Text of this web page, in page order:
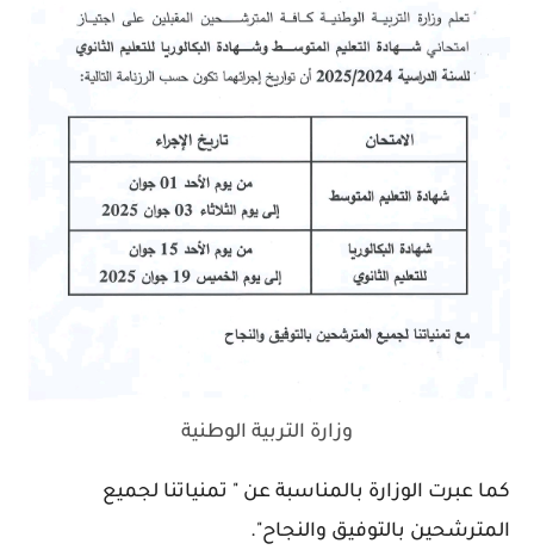
وزارة التربية الوطنية
كما عبرت الوزارة بالمناسبة عن " تمنياتنا لجميع
المترشحين بالتوفيق والنجاح".